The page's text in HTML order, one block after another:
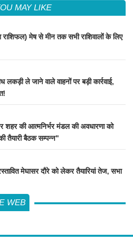
MAY LIKE
मेष से मीन तक सभी राशिवालों के लिए
लकड़ी ले जाने वाले वाहनों पर बड़ी कार्रवाई,
शहर की आत्मनिर्भर मंडल की अवधारणा को
तैयारी बैठक सम्पन्न"
मेघासर दौरे को लेकर तैयारियां तेज, सभा
WEB